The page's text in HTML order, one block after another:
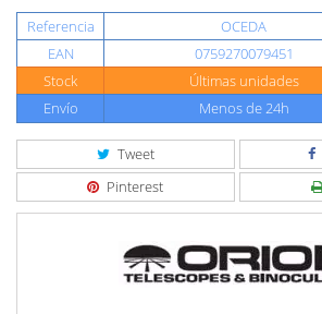
Referencia
OCEDA
EAN
0759270079451
Stock
Últimas unidades
Envío
Menos de 24h
Tweet
Pinterest